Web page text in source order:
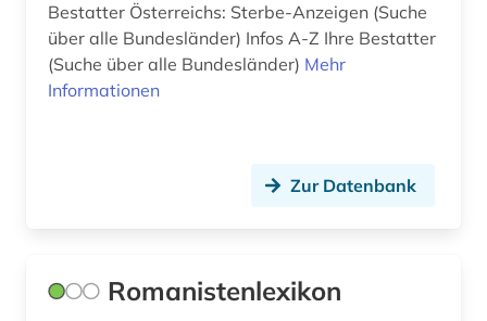
dziga (1)
elektrizitätsmarkt (1)
Bestatter Österreichs: Sterbe-Anzeigen (Suche
über alle Bundesländer) Infos A-Z Ihre Bestatter
(Suche über alle Bundesländer) Mehr
Informationen
Zur Datenbank
Romanistenlexikon